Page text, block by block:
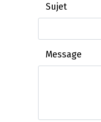
Sujet
Message